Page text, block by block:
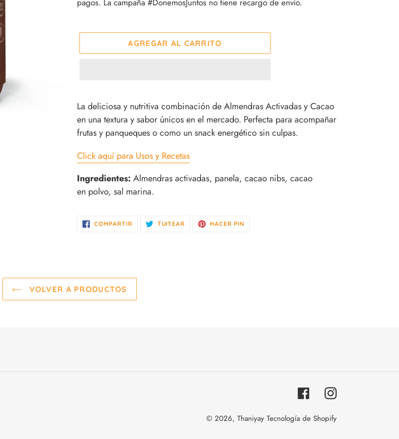
venta
pagos. La campaña #DonemosJuntos no tiene recargo de envío.
AGREGAR AL CARRITO
el
producto
a
carrito
compra
La deliciosa y nutritiva combinación de Almendras Activadas y Cacao
en una textura y sabor únicos en el mercado. Perfecta para acompañar
frutas y panqueques o como un snack energético sin culpas.
Click aquí para Usos y Recetas
Ingredientes: Almendras activadas, panela, cacao nibs, cacao
en polvo, sal marina.
COMPARTIRCOMPARTIR
EN
TUITEAR TUITEARHACER PIN
VOLVER A PRODUCTOS
FacebookInstagram
© 2026, Thaniyay Tecnología de Shopify